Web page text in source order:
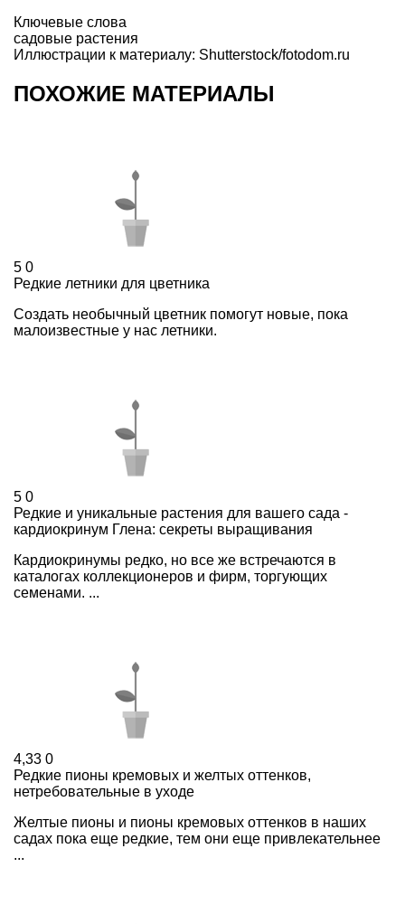
Ключевые слова
садовые растения
Иллюстрации к материалу: Shutterstock/fotodom.ru
ПОХОЖИЕ МАТЕРИАЛЫ
5 0
Редкие летники для цветника
Создать необычный цветник помогут новые, пока
малоизвестные у нас летники.
5 0
Редкие и уникальные растения для вашего сада -
кардиокринум Глена: секреты выращивания
Кардиокринумы редко, но все же встречаются в
каталогах коллекционеров и фирм, торгующих
семенами. ...
4,33 0
Редкие пионы кремовых и желтых оттенков,
нетребовательные в уходе
Желтые пионы и пионы кремовых оттенков в наших
садах пока еще редкие, тем они еще привлекательнее
...